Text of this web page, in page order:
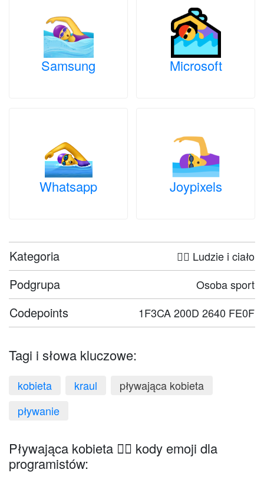
Samsung Microsoft
Whatsapp Joypixels
Kategoria 🤦‍♀️ Ludzie i ciało
Podgrupa Osoba sport
Codepoints 1F3CA 200D 2640 FE0F
Tagi i słowa kluczowe:
kobieta kraul
pływająca kobieta
pływanie
Pływająca kobieta 🏊‍♀️ kody emoji dla
programistów: